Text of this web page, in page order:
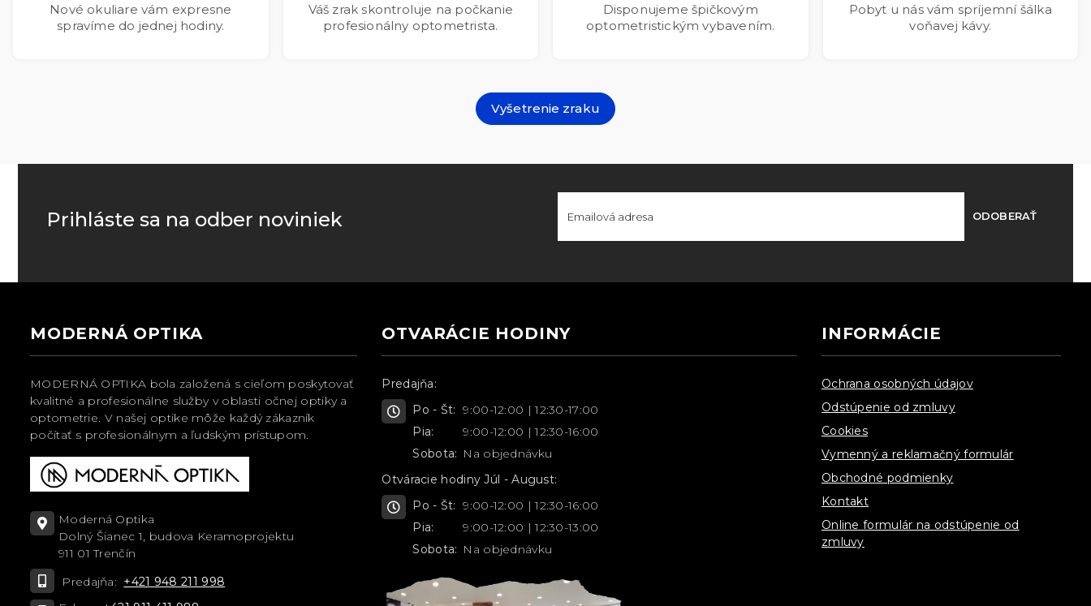
Nové okuliare vám expresne
spravíme do jednej hodiny.
Váš zrak skontroluje na počkanie
profesionálny optometrista.
Disponujeme špičkovým
optometristickým vybavením.
Pobyt u nás vám spríjemní šálka
voňavej kávy.
Vyšetrenie zraku
Prihláste sa na odber noviniek ODOBERAŤ
MODERNÁ OPTIKA
MODERNÁ OPTIKA bola založená s cieľom poskytovať
kvalitné a profesionálne služby v oblasti očnej optiky a
optometrie. V našej optike môže každý zákazník
počítať s profesionálnym a ľudským prístupom.
Moderná Optika
Dolný Šianec 1, budova Keramoprojektu
911 01 Trenčín
Predajňa: +421 948 211 998
OTVARÁCIE HODINY
Predajňa:
Po - Št: 9:00-12:00 | 12:30-17:00
Pia:
9:00-12:00 | 12:30-16:00
Sobota: Na objednávku
Otváracie hodiny Júl - August:
Po - Št: 9:00-12:00 | 12:30-16:00
Pia:
9:00-12:00 | 12:30-13:00
Sobota: Na objednávku
INFORMÁCIE
Ochrana osobných údajov
Odstúpenie od zmluvy
Cookies
Vymenný a reklamačný formulár
Obchodné podmienky
Kontakt
Online formulár na odstúpenie od
zmluvy